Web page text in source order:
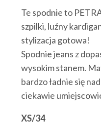
Te spodnie to
szpilki, luźny
stylizacja gotowa!
Spodnie jeans z
wysokim stanem.
bardzo ładnie się
ciekawie
XS/34